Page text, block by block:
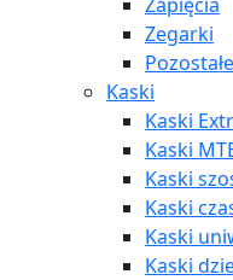
Zegarki
Pozostałe
Kaski
Kaski
Kaski
Kaski
Kaski
Kaski
Kaski